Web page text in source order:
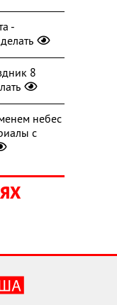
-
8
небес
с